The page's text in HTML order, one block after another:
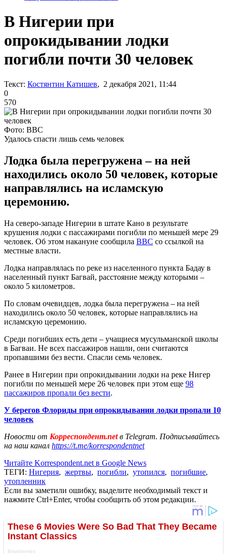
В Нигерии при
опрокидывании лодки
погибли почти 30 человек
Текст: Костянтин Катишев, 2 декабря 2021, 11:44
0
570
Фото: ВВС
Удалось спасти лишь семь человек
Лодка была перегружена – на ней
находились около 50 человек, которые
направлялись на исламскую
церемонию.
На северо-западе Нигерии в штате Кано в результате
крушения лодки с пассажирами погибли по меньшей мере 29
человек. Об этом накануне сообщила ВВС со ссылкой на
местные власти.
Лодка направлялась по реке из населенного пункта Бадау в
населенный пункт Багвай, расстояние между которыми –
около 5 километров.
По словам очевидцев, лодка была перегружена – на ней
находились около 50 человек, которые направлялись на
исламскую церемонию.
Среди погибших есть дети – учащиеся мусульманской школы
в Багваи. Не всех пассажиров нашли, они считаются
пропавшими без вести. Спасли семь человек.
Ранее в Нигерии при опрокидывании лодки на реке Нигер
погибли по меньшей мере 26 человек при этом еще 98
пассажиров пропали без вести.
У берегов Флориды при опрокидывании лодки пропали 10
человек
Новости от Корреспондент.netв Telegram. Подписывайтесь
на наш канал https://t.me/korrespondentnet
Читайте Korrespondent.net в Google News
ТЕГИ: Нигерия, жертвы, погибли, утопился, погибшие,
утопленник
Если вы заметили ошибку, выделите необходимый текст и
нажмите Ctrl+Enter, чтобы сообщить об этом редакции.